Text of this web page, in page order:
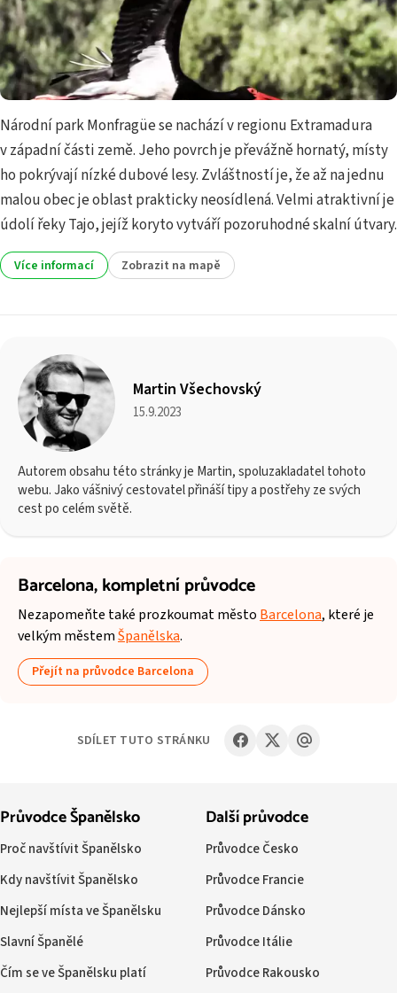
Národní park Monfragüe se nachází v regionu Extramadura
v západní části země. Jeho povrch je převážně hornatý, místy
ho pokrývají nízké dubové lesy. Zvláštností je, že až na jednu
malou obec je oblast prakticky neosídlená. Velmi atraktivní je
údolí řeky Tajo, jejíž koryto vytváří pozoruhodné skalní útvary.
Více informací Zobrazit na mapě
Martin Všechovský
15.9.2023
Autorem obsahu této stránky je Martin, spoluzakladatel tohoto
webu. Jako vášnivý cestovatel přináší tipy a postřehy ze svých
cest po celém světě.
Barcelona,kompletní průvodce
Nezapomeňte také prozkoumat město Barcelona, které je
velkým městemŠpanělska.
Přejít na průvodce Barcelona
SDÍLET TUTO STRÁNKU
Průvodce Španělsko
Proč navštívit Španělsko
Kdy navštívit Španělsko
Nejlepší místa ve Španělsku
Slavní Španělé
Čím se ve Španělsku platí
Další průvodce
Průvodce Česko
Průvodce Francie
Průvodce Dánsko
Průvodce Itálie
Průvodce Rakousko